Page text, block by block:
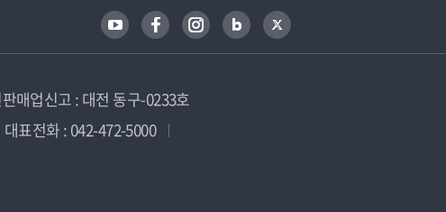
매업신고 : 대전 동구-0233호
대표전화 : 042-472-5000